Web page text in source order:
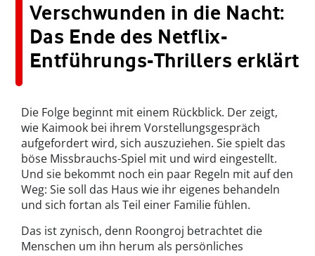
Verschwunden in die Nacht:
Das Ende des Netflix-
Entführungs-Thrillers erklärt
Die Folge beginnt mit einem Rückblick. Der zeigt,
wie Kaimook bei ihrem Vorstellungsgespräch
aufgefordert wird, sich auszuziehen. Sie spielt das
böse Missbrauchs-Spiel mit und wird eingestellt.
Und sie bekommt noch ein paar Regeln mit auf den
Weg: Sie soll das Haus wie ihr eigenes behandeln
und sich fortan als Teil einer Familie fühlen.
Das ist zynisch, denn Roongroj betrachtet die
Menschen um ihn herum als persönliches